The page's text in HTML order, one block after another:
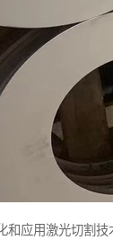
和应用激光切割